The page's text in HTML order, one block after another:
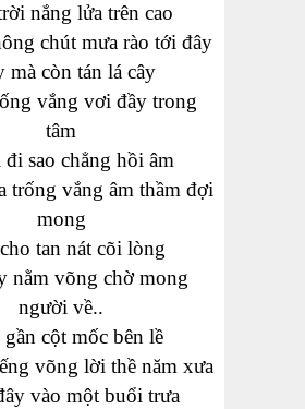
nắng lửa trên cao
chút mưa rào tới đây
mà còn tán lá cây
vắng vơi đầy trong
tâm
sao chẳng hồi âm
trống vắng âm thầm đợi
mong
tan nát cõi lòng
nằm võng chờ mong
người về..
cột mốc bên lề
võng lời thề năm xưa
vào một buổi trưa